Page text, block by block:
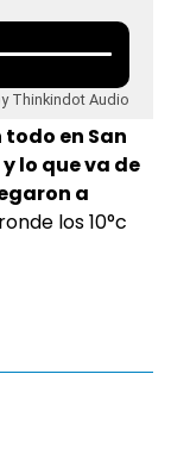
Thinkindot Audio
en San
lo que va de
a
los 10°c